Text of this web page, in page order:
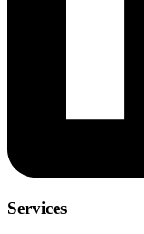
Services